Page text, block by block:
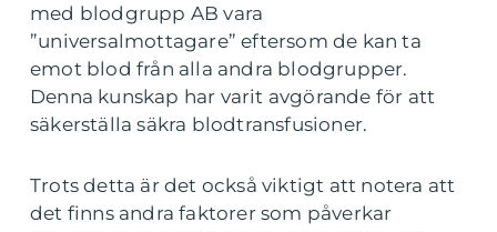
med blodgrupp AB vara
”universalmottagare” eftersom de kan ta
emot blod från alla andra blodgrupper.
Denna kunskap har varit avgörande för att
säkerställa säkra blodtransfusioner.
Trots detta är det också viktigt att notera att
det finns andra faktorer som påverkar